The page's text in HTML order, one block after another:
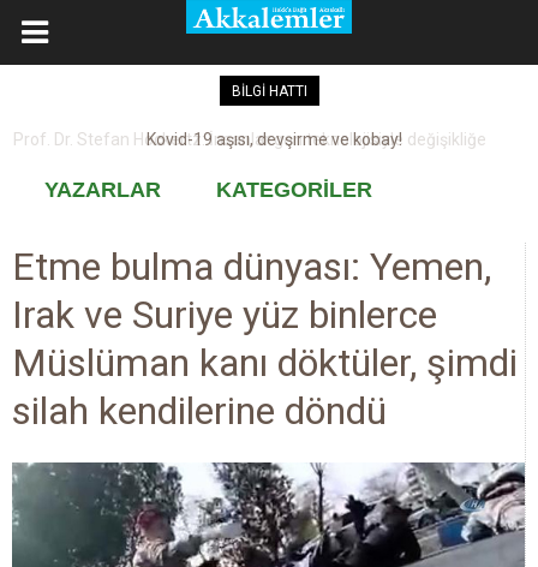
BİLGİ HATTI
Kovid-19 aşısı, devşirme ve kobay!
YAZARLAR KATEGORİLER
Etme bulma dünyası: Yemen,
Irak ve Suriye yüz binlerce
Müslüman kanı döktüler, şimdi
silah kendilerine döndü